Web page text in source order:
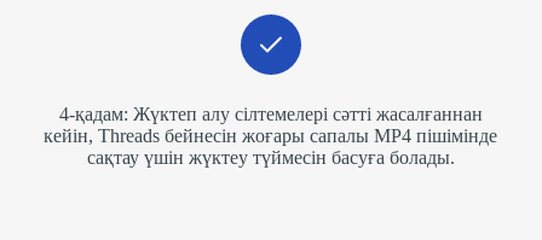
4-қадам: Жүктеп алу сілтемелері сәтті жасалғаннан
кейін, Threads бейнесін жоғары сапалы MP4 пішімінде
сақтау үшін жүктеу түймесін басуға болады.